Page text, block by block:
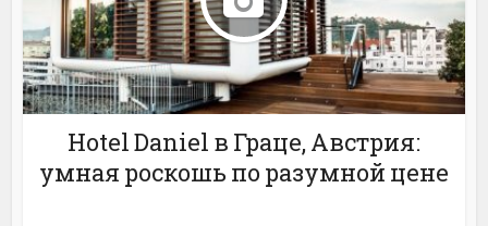
Hotel Daniel в Граце, Австрия:
умная роскошь по разумной цене